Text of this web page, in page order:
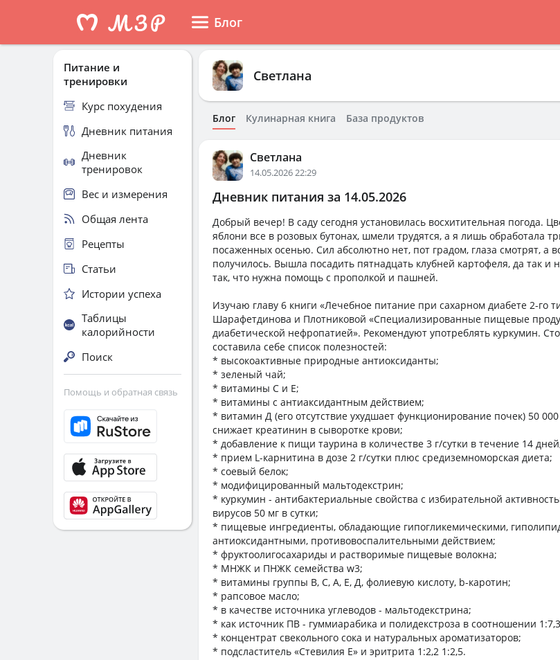
Блог
Светлана
Блог Кулинарная книга База продуктов
Светлана
14.05.2026 22:29
Дневник питания за 14.05.2026
Добрый вечер! В саду сегодня установилась восхитительная погода.
яблони все в розовых бутонах, шмели трудятся, а я лишь обработала
посаженных осенью. Сил абсолютно нет, пот градом, глаза смотрят, а
получилось. Вышла посадить пятнадцать клубней картофеля, да так и
так, что нужна помощь с прополкой и пашней.
Изучаю главу 6 книги «Лечебное питание при сахарном диабете 2-го
Шарафетдинова и Плотниковой «Специализированные пищевые
диабетической нефропатией». Рекомендуют употреблять куркумин.
составила себе список полезностей:
* высокоактивные природные антиоксиданты;
* зеленый чай;
* витамины С и Е;
* витамины с антиаксидантным действием;
* витамин Д (его отсутствие ухудшает функционирование почек) 50
снижает креатинин в сыворотке крови;
* добавление к пищи таурина в количестве 3 г/сутки в течение 14
* прием L-карнитина в дозе 2 г/сутки плюс средиземноморская диета;
* соевый белок;
* модифицированный мальтодекстрин;
* куркумин - антибактериальные свойства с избирательной
вирусов 50 мг в сутки;
* пищевые ингредиенты, обладающие гипогликемическими,
антиоксидантными, противовоспалительными действием;
* фруктоолигосахариды и растворимые пищевые волокна;
* МНЖК и ПНЖК семейства w3;
* витамины группы В, С, А, Е, Д, фолиевую кислоту, b-каротин;
* рапсовое масло;
* в качестве источника углеводов - мальтодекстрина;
* как источник ПВ - гуммиарабика и полидекстроза в соотношении
* концентрат свекольного сока и натуральных ароматизаторов;
* подсластитель «Стевилия Е» и эритрита 1:2,2 1:2,5.
Питание и
тренировки
Курс похудения
Дневник питания
Дневник
тренировок
Вес и измерения
Общая лента
Рецепты
Статьи
Истории успеха
Таблицы
калорийности
Поиск
Помощь и обратная связь